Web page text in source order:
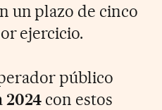
un plazo de cinco
ejercicio.
público
2024 con estos